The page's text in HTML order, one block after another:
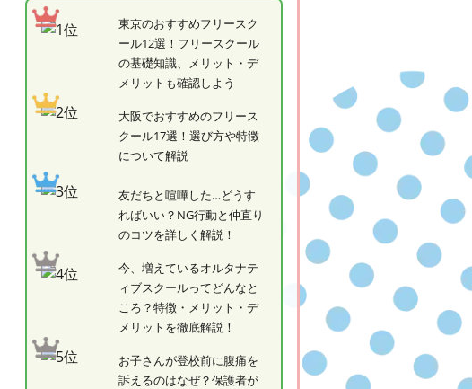
東京のおすすめフリースク
ール12選！フリースクール
の基礎知識、メリット・デ
メリットも確認しよう
大阪でおすすめのフリース
クール17選！選び方や特徴
について解説
友だちと喧嘩した…どうす
ればいい？NG行動と仲直り
のコツを詳しく解説！
今、増えているオルタナテ
ィブスクールってどんなと
ころ？特徴・メリット・デ
メリットを徹底解説！
お子さんが登校前に腹痛を
訴えるのはなぜ？保護者が